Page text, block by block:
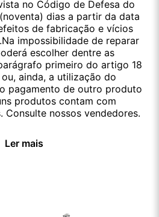
no Código de Defesa do
dias a partir da data
de fabricação e vícios
impossibilidade de reparar
escolher dentre as
primeiro do artigo 18
ainda, a utilização do
pagamento de outro produto
produtos contam com
Consulte nossos vendedores.
Ler mais